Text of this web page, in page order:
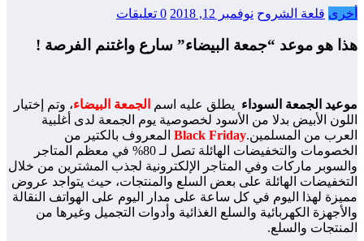
قلعة الشروح نوفمبر 12, 2018 0 تعليقات
هو موعد “جمعة البيضاء” سارع واغتنم الفرصة !
الجمعة السوداءيطلق عليه اسمالجمعة البيضاء، وتم إختيار
الأبيض بدلا من الأسود لخصوصية يوم الجمعة لدى أغلبية
من المسلمين.Black Fridayالمعروف بالكتير من
الخصومات والتخفيضات الهائلة تصل لـ 80% في معظم المتاجر
ماركات وفي المتاجر الإلكترونية لجذب المشترين من خلال
الهائلة على بعض السلع والمنتجات، حيث يتواجد عروض
لهذا اليوم في كل ساعة على مدار اليوم على الهواتف النقالة
الكهربائية والسلع الغذائية وأدوات التجميل وغيرها من
والسلع.